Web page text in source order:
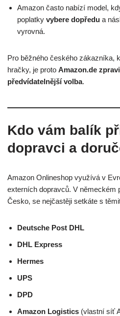
Amazon často nabízí model,
poplatky vybere dopředu a
vyrovná.
Pro běžného českého zákazníka,
hračky, je proto Amazon.de
předvídatelnější volba.
Kdo vám balík
dopravci a
Amazon Onlineshop využívá v
externích dopravců. V německém
Česko, se nejčastěji setkáte s
Deutsche Post DHL
DHL Express
Hermes
UPS
DPD
Amazon Logistics (vlastní síť